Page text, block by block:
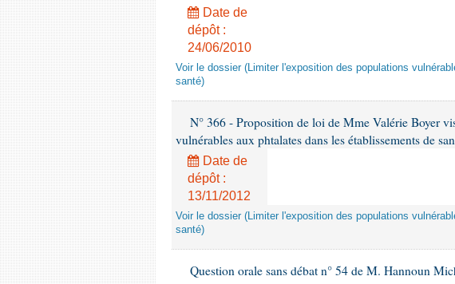
Date de
dépôt :
24/06/2010
Voir le dossier (Limiter l'exposition des populations
santé)
N° 366 - Proposition de loi de Mme Valérie Boyer
vulnérables aux phtalates dans les établissements de
Date de
dépôt :
13/11/2012
Voir le dossier (Limiter l'exposition des populations
santé)
Question orale sans débat n° 54 de M. Hannoun